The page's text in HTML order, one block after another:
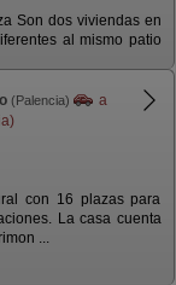
Son dos viviendas en
al mismo patio
(Palencia)
a
con 16 plazas para
La casa cuenta
...